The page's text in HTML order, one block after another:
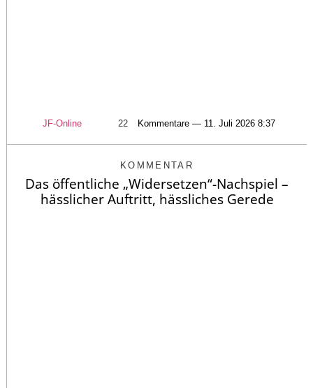
JF-Online 22 Kommentare — 11. Juli 2026 8:37
KOMMENTAR
Das öffentliche „Widersetzen“-Nachspiel –
hässlicher Auftritt, hässliches Gerede